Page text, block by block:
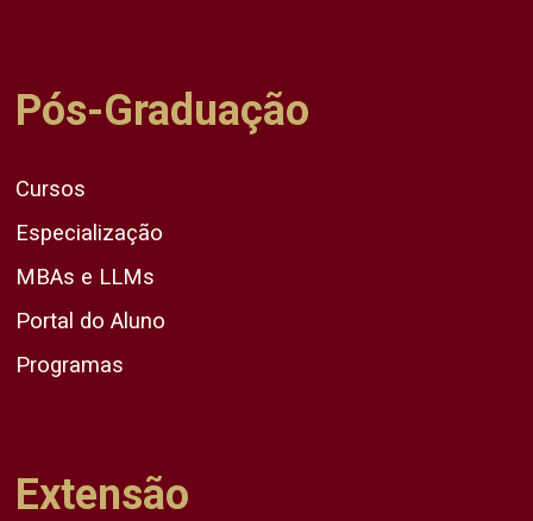
Pós-Graduação
Cursos
Especialização
MBAs e LLMs
Portal do Aluno
Programas
Extensão